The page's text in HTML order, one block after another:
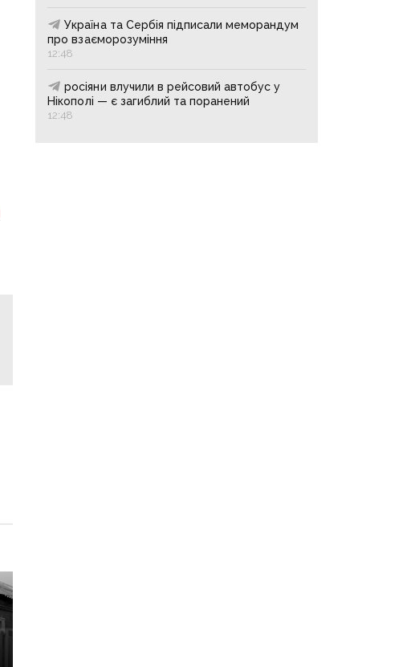
Україна та Сербія підписали меморандум
про взаєморозуміння
12:48
росіяни влучили в рейсовий автобус у
Нікополі — є загиблий та поранений
12:48